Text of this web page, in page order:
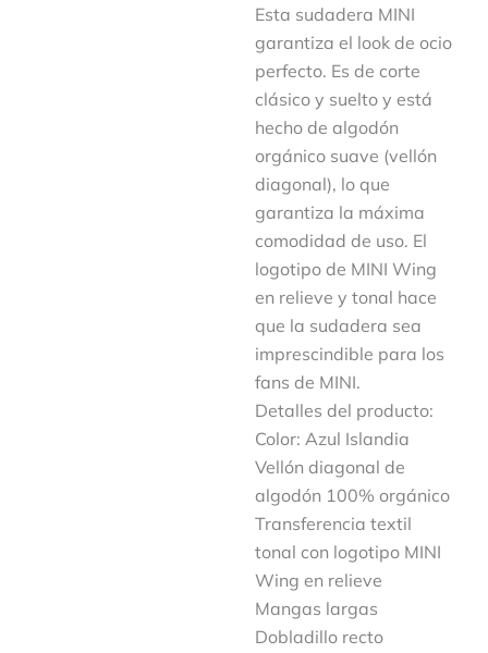
Esta sudadera MINI
garantiza el look de ocio
perfecto. Es de corte
clásico y suelto y está
hecho de algodón
orgánico suave (vellón
diagonal), lo que
garantiza la máxima
comodidad de uso. El
logotipo de MINI Wing
en relieve y tonal hace
que la sudadera sea
imprescindible para los
fans de MINI.
Detalles del producto:
Color: Azul Islandia
Vellón diagonal de
algodón 100% orgánico
Transferencia textil
tonal con logotipo MINI
Wing en relieve
Mangas largas
Dobladillo recto